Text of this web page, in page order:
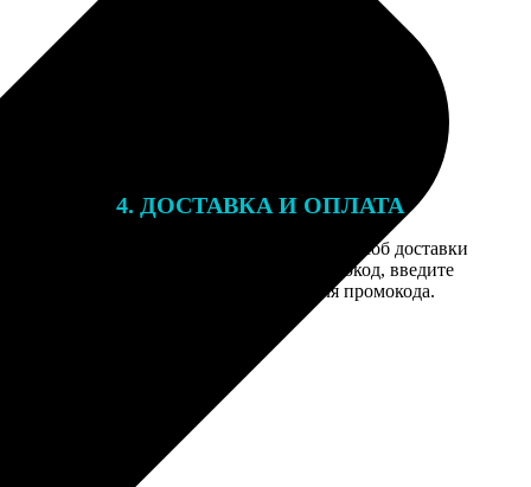
После
на email с
заказ
для
4. ДОСТАВКА И ОПЛАТА
Введите адрес и выберите способ доставки
заказа. Если у вас есть промокод, введите
его в специальное поле для промокода.